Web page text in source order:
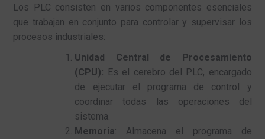
Los PLC consisten en varios componentes esenciales
que trabajan en conjunto para controlar y supervisar los
procesos industriales:
Unidad Central de Procesamiento
(CPU): Es el cerebro del PLC, encargado
de ejecutar el programa de control y
coordinar todas las operaciones del
sistema.
Memoria: Almacena el programa de